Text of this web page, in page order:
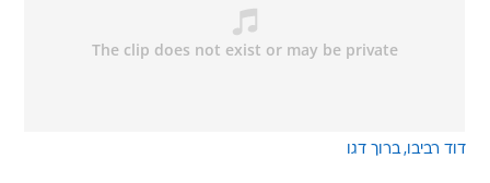
דוד רביבו ברוך דגו